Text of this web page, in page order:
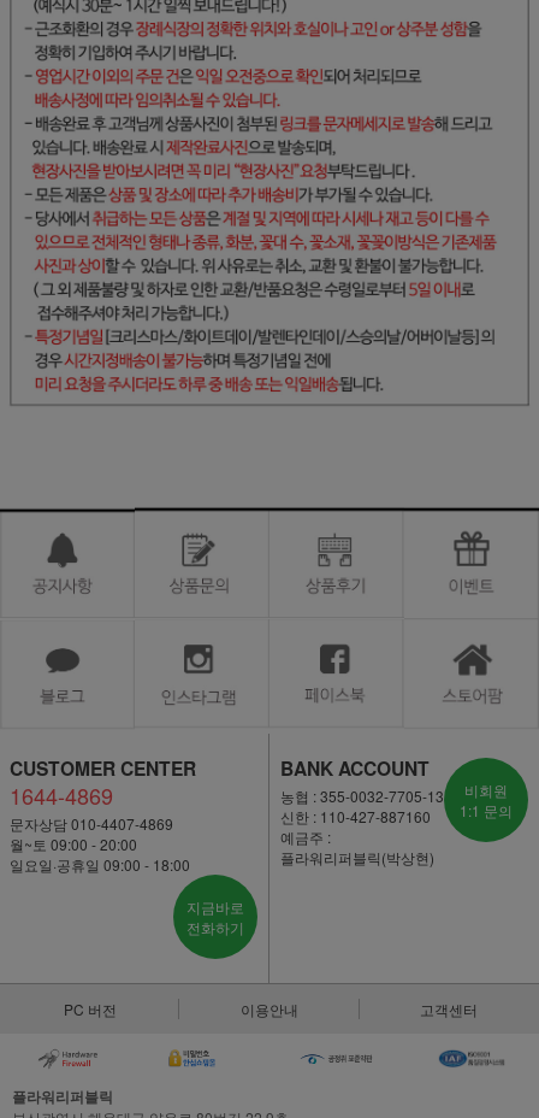
CUSTOMER CENTER
1644-4869
문자상담 010-4407-4869
월~토 09:00 - 20:00
일요일·공휴일 09:00 - 18:00
지금바로
전화하기
BANK ACCOUNT
농협 : 355-0032-7705-13
신한 : 110-427-887160
예금주 :
플라워리퍼블릭(박상현)
비회원
1:1 문의
PC 버전 이용안내 고객센터
플라워리퍼블릭